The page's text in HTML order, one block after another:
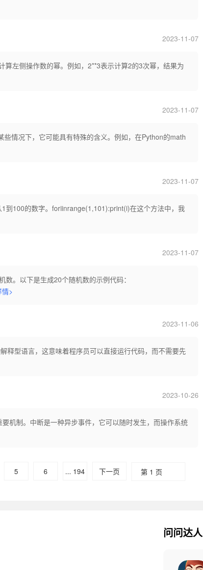
2023-11-07
左侧操作数的幂。例如，2**3表示计算2的3次幂，结果为
2023-11-07
情况下，它可能具有特殊的含义。例如，在Python的math
2023-11-07
到100的数字。foriinrange(1,101):print(i)在这个方法中，我
2023-11-07
数。以下是生成20个随机数的示例代码：
情>
2023-11-06
释型语言，这意味着程序员可以直接运行代码，而不需要先
2023-10-26
机制。中断是一种异步事件，它可以随时发生，而操作系统
5 6 ... 194 下一页 第 1 页
问问达人